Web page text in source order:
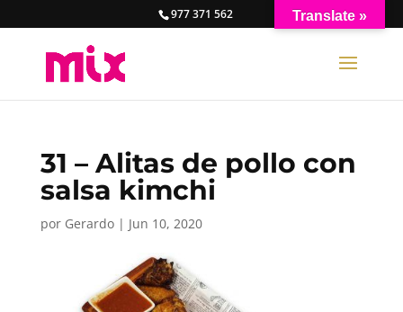
977 371 562
31 – Alitas de pollo con
salsa kimchi
por Gerardo| Jun 10, 2020
Translate »